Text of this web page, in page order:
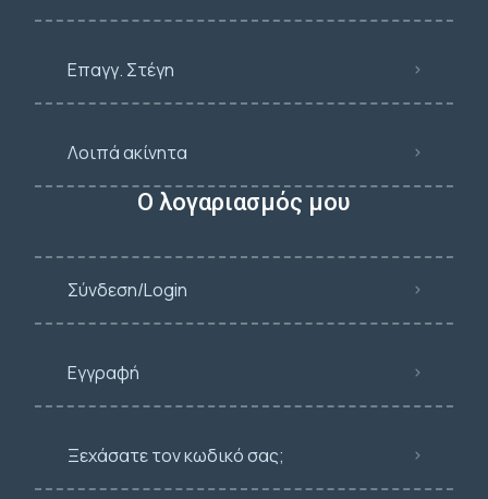
Επαγγ. Στέγη
Λοιπά ακίνητα
Ο λογαριασμός μου
Σύνδεση/Login
Εγγραφή
Ξεχάσατε τον κωδικό σας;